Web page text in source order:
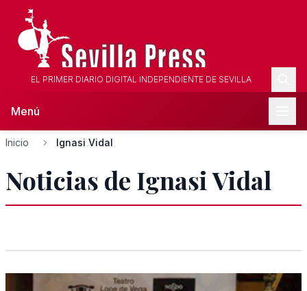
EL PRIMER DIARIO DIGITAL INDEPENDIENTE DE SEVILLA
Menú
Inicio Ignasi Vidal
Noticias de Ignasi Vidal